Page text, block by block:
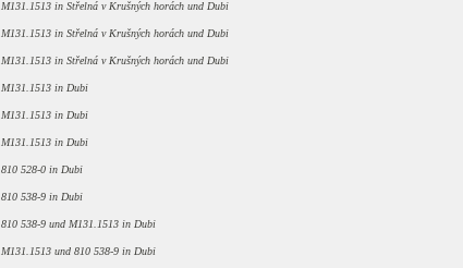
M131.1513 in Střelná v Krušných horách und Dubi
M131.1513 in Střelná v Krušných horách und Dubi
M131.1513 in Střelná v Krušných horách und Dubi
M131.1513 in Dubi
M131.1513 in Dubi
M131.1513 in Dubi
810 528-0 in Dubi
810 538-9 in Dubi
810 538-9 und M131.1513 in Dubi
M131.1513 und 810 538-9 in Dubi